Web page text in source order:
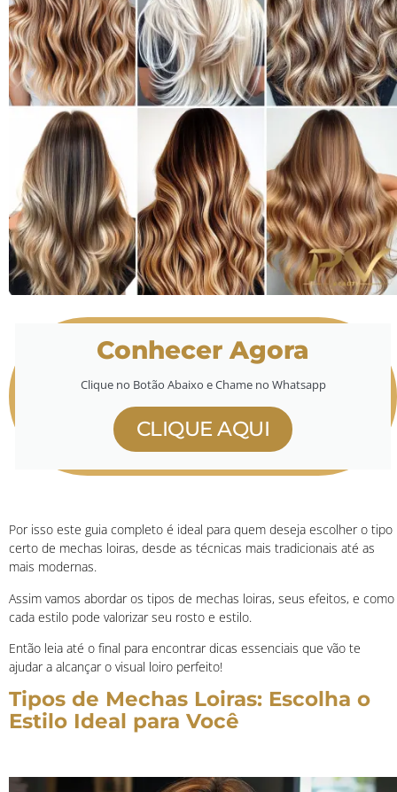
Conhecer Agora
Clique no Botão Abaixo e Chame no Whatsapp
CLIQUE AQUI
Por isso este guia completo é ideal para quem deseja escolher o tipo
certo de mechas loiras, desde as técnicas mais tradicionais até as
mais modernas.
Assim vamos abordar os tipos de mechas loiras, seus efeitos, e como
cada estilo pode valorizar seu rosto e estilo.
Então leia até o final para encontrar dicas essenciais que vão te
ajudar a alcançar o visual loiro perfeito!
Tipos de Mechas Loiras: Escolha o
Estilo Ideal para Você